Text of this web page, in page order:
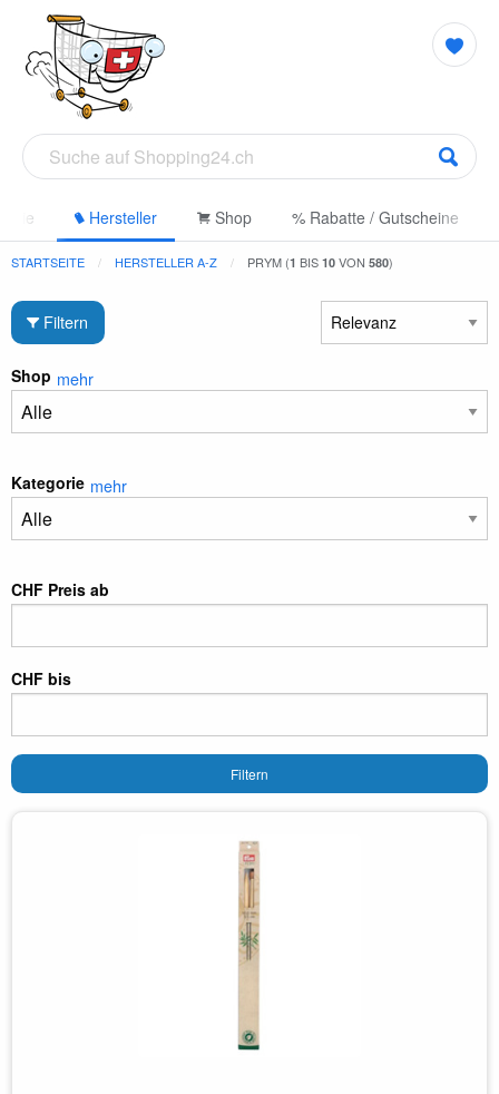
Hersteller Shop % Rabatte / Gutscheine
STARTSEITE HERSTELLER A-Z PRYM (1 BIS 10 VON 580)
Filtern
Shop mehr
Kategorie mehr
CHF Preis ab
CHF bis
Filtern